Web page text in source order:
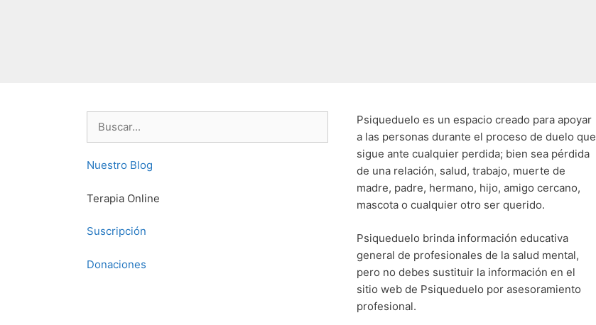
Nuestro Blog
Terapia Online
Suscripción
Donaciones
Psiqueduelo es un espacio creado para apoyar
a las personas durante el proceso de duelo que
sigue ante cualquier perdida; bien sea pérdida
de una relación, salud, trabajo, muerte de
madre, padre, hermano, hijo, amigo cercano,
mascota o cualquier otro ser querido.
Psiqueduelo brinda información educativa
general de profesionales de la salud mental,
pero no debes sustituir la información en el
sitio web de Psiqueduelo por asesoramiento
profesional.